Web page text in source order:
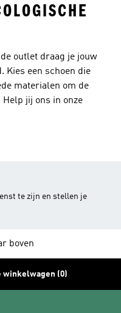
outlet draag je jouw
Kies een schoen die
materialen om de
jij ons in onze
te zijn en stellen je
boven
winkelwagen (0)